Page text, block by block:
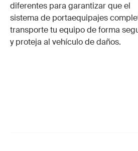
diferentes para garantizar que el
sistema de portaequipajes
transporte tu equipo de forma
y proteja al vehículo de daños.